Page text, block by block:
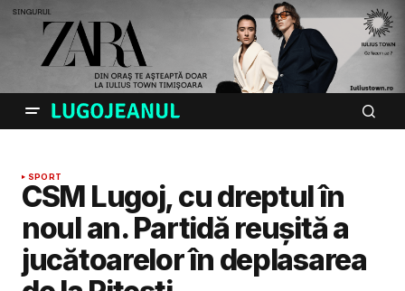
SPORT
CSM Lugoj, cu dreptul în
noul an. Partidă reușită a
jucătoarelor în deplasarea